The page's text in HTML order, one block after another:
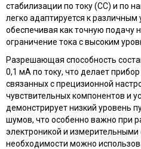
стабилизации по току (CC) и по
легко адаптируется к различным
обеспечивая как точную подачу
ограничение тока с высоким
Разрешающая способность
0,1 мА по току, что делает
связанных с прецизионной
чувствительных компонентов и
демонстрирует низкий уровень
шумов, что особенно важно при
электроникой и измерительными
необходимости можно